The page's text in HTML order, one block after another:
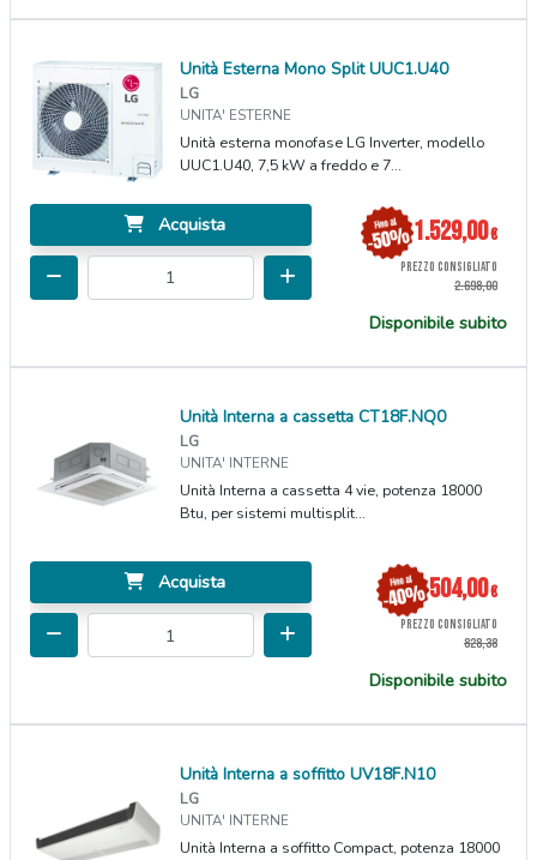
Unità Esterna Mono Split UUC1.U40
LG
UNITA' ESTERNE
Unità esterna monofase LG Inverter, modello
UUC1.U40, 7,5 kW a freddo e 7...
Acquista 1.529,00€
PREZZO CONSIGLIATO
2.698,00
Disponibile subito
Unità Interna a cassetta CT18F.NQ0
LG
UNITA' INTERNE
Unità Interna a cassetta 4 vie, potenza 18000
Btu, per sistemi multisplit...
Acquista 504,00€
PREZZO CONSIGLIATO
828,38
Disponibile subito
Unità Interna a soffitto UV18F.N10
LG
UNITA' INTERNE
Unità Interna a soffitto Compact, potenza 18000